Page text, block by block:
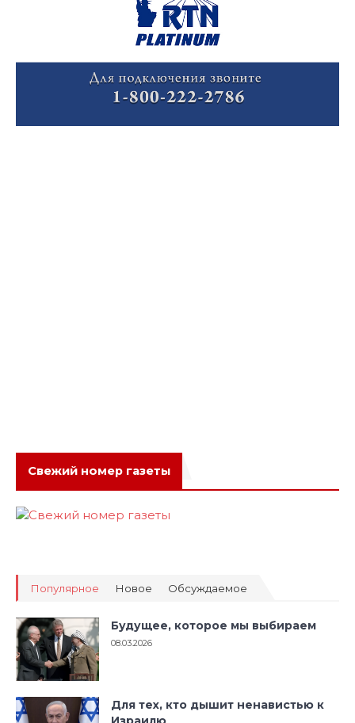
Свежий номер газеты
Популярное Новое Обсуждаемое
Будущее, которое мы выбираем
08.03.2026
Для тех, кто дышит ненавистью к
Израилю